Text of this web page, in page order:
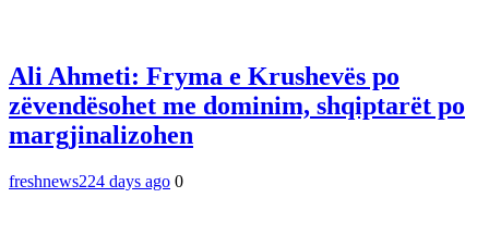
Ali Ahmeti: Fryma e Krushevës po
zëvendësohet me dominim, shqiptarët po
margjinalizohen
freshnews224 days ago 0